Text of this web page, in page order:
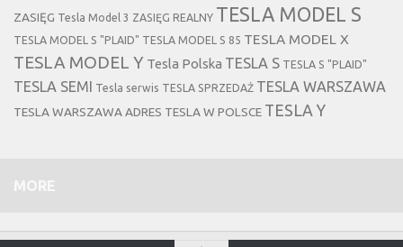
ZASIĘG Tesla Model 3 ZASIĘG REALNY TESLA MODEL S
TESLA MODEL S "PLAID" TESLA MODEL S 85 TESLA MODEL X
TESLA MODEL Y Tesla Polska TESLA S TESLA S "PLAID"
TESLA SEMI Tesla serwis TESLA SPRZEDAŻ TESLA WARSZAWA
TESLA WARSZAWA ADRES TESLA W POLSCE TESLA Y
MORE